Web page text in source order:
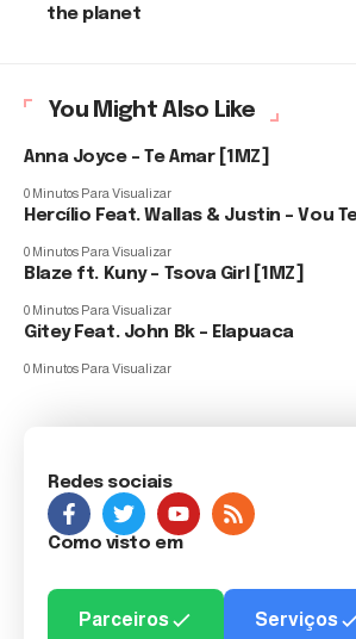
the planet
You Might Also Like
Anna Joyce – Te Amar [1MZ]
0 Minutos Para Visualizar
Hercílio Feat. Wallas & Justin – Vou
0 Minutos Para Visualizar
Blaze ft. Kuny – Tsova Girl [1MZ]
0 Minutos Para Visualizar
Gitey Feat. John Bk – Elapuaca
0 Minutos Para Visualizar
Redes sociais
Como visto em
Parceiros Serviços